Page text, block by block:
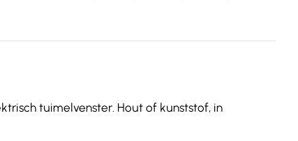
tuimelvenster. Hout of kunststof, in